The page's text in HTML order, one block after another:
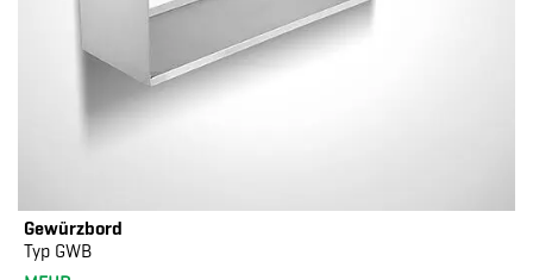
Gewürzbord
Typ GWB